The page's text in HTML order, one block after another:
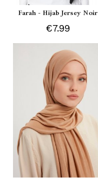
Farah - Hijab Jersey Noir
€7.99